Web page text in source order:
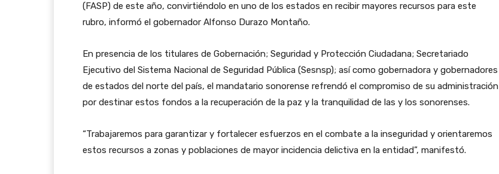
(FASP) de este año, convirtiéndolo en uno de los estados en recibir mayores recursos para este
rubro, informó el gobernador Alfonso Durazo Montaño.
En presencia de los titulares de Gobernación; Seguridad y Protección Ciudadana; Secretariado
Ejecutivo del Sistema Nacional de Seguridad Pública (Sesnsp); así como gobernadora y gobernadores
de estados del norte del país, el mandatario sonorense refrendó el compromiso de su administración
por destinar estos fondos a la recuperación de la paz y la tranquilidad de las y los sonorenses.
“Trabajaremos para garantizar y fortalecer esfuerzos en el combate a la inseguridad y orientaremos
estos recursos a zonas y poblaciones de mayor incidencia delictiva en la entidad”, manifestó.